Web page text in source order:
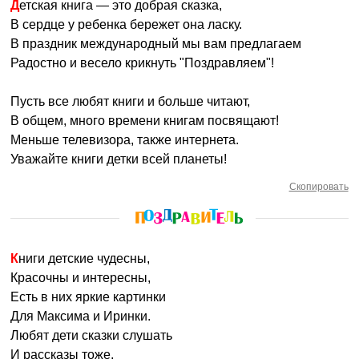
Детская книга — это добрая сказка,
В сердце у ребенка бережет она ласку.
В праздник международный мы вам предлагаем
Радостно и весело крикнуть "Поздравляем"!
Пусть все любят книги и больше читают,
В общем, много времени книгам посвящают!
Меньше телевизора, также интернета.
Уважайте книги детки всей планеты!
Скопировать
Книги детские чудесны,
Красочны и интересны,
Есть в них яркие картинки
Для Максима и Иринки.
Любят дети сказки слушать
И рассказы тоже,